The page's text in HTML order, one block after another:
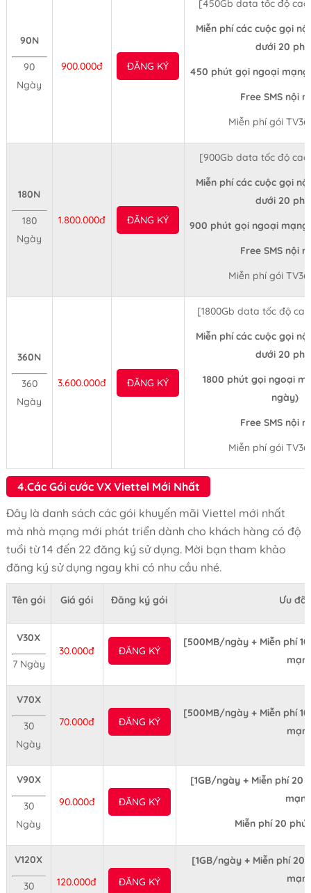
90N
90
Ngày
900.000đ ĐĂNG KÝ
[450Gb data tốc độ
Miễn phí các cuộc gọi
dưới 20
450 phút gọi ngoại
Free SMS nội
Miễn phí gói
180N
180
Ngày
1.800.000đ ĐĂNG KÝ
[900Gb data tốc độ
Miễn phí các cuộc gọi
dưới 20
900 phút gọi ngoại
Free SMS nội
Miễn phí gói
360N
360
Ngày
3.600.000đ ĐĂNG KÝ
[1800Gb data tốc độ
Miễn phí các cuộc gọi
dưới 20
1800 phút gọi ngoại
ngày)
Free SMS nội
Miễn phí gói
4.Các Gói cước VX Viettel Mới Nhất
Đây là danh sách các gói khuyến mãi Viettel mới nhất
mà nhà mạng mới phát triển dành cho khách hàng có độ
tuổi từ 14 đến 22 đăng ký sử dụng. Mời bạn tham khảo
đăng ký sử dụng ngay khi có nhu cầu nhé.
Tên gói Giá gói Đăng ký gói Ưu
V30X
7 Ngày
30.000đ ĐĂNG KÝ
[500MB/ngày + Miễn phí
V70X
30
Ngày
70.000đ ĐĂNG KÝ
[500MB/ngày + Miễn phí
V90X
30
Ngày
90.000đ ĐĂNG KÝ
[1GB/ngày + Miễn phí
Miễn phí 20
V120X
30
120.000đ ĐĂNG KÝ
[1GB/ngày + Miễn phí